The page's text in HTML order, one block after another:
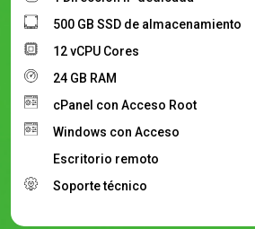
500 GB SSD de almacenamiento
12 vCPU Cores
24 GB RAM
cPanel con Acceso Root
Windows con Acceso
Escritorio remoto
Soporte técnico